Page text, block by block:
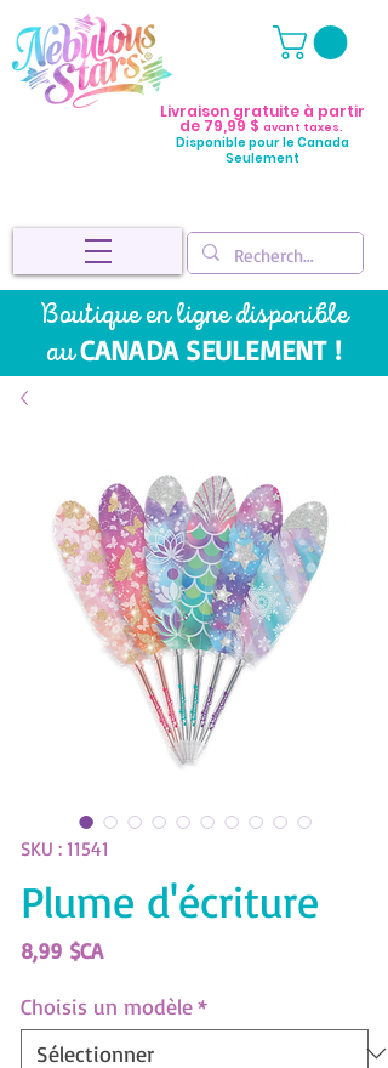
Livraison gratuite à partir
de 79,99 $ avant taxes.
Disponible pour le Canada
Seulement
Boutique en ligne disponible
auCANADA SEULEMENT !
SKU : 11541
Plume d'écriture
8,99 $CAPrix
Choisis un modèle*